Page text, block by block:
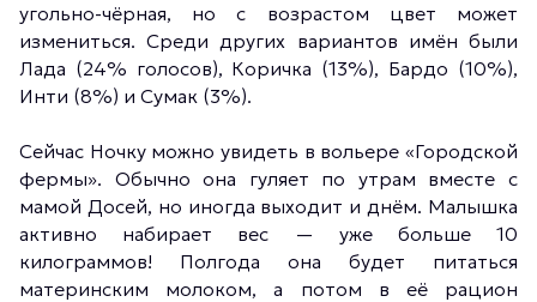
угольно-чёрная, но с возрастом цвет может
измениться. Среди других вариантов имён были
Лада (24% голосов), Коричка (13%), Бардо (10%),
Инти (8%) и Сумак (3%).
Сейчас Ночку можно увидеть в вольере «Городской
фермы». Обычно она гуляет по утрам вместе с
мамой Досей, но иногда выходит и днём. Малышка
активно набирает вес — уже больше 10
килограммов! Полгода она будет питаться
материнским молоком, а потом в её рацион